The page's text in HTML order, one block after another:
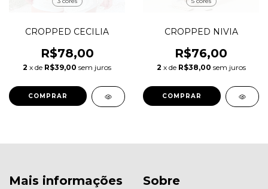
CROPPED CECILIA
R$78,00
2 x de R$39,00 sem juros
COMPRAR
CROPPED NIVIA
R$76,00
2 x de R$38,00 sem juros
COMPRAR
Mais informações Sobre